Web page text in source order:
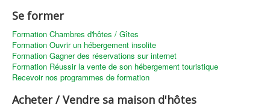
Se former
Formation Chambres d'hôtes / Gîtes
Formation Ouvrir un hébergement insolite
Formation Gagner des réservations sur internet
Formation Réussir la vente de son hébergement touristique
Recevoir nos programmes de formation
Acheter / Vendre sa maison d'hôtes